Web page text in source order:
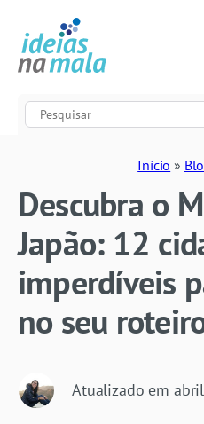
Início »
Descubra o
Japão: 12
imperdíveis
no seu
Atualizado em